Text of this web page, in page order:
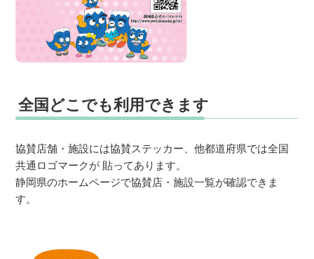
全国どこでも利用できます
協賛店舗・施設には協賛ステッカー、他都道府県では全国
共通ロゴマークが 貼ってあります。
静岡県のホームページで協賛店・施設一覧が確認できま
す。